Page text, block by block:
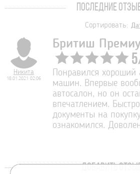
ПОСЛЕДНИЕ
Сортировать:
Никита
18.01.2021 02:06
Бритиш
5
Понравился хороший
машин. Впервые
автосалон, но он
впечатлением.
документы на
ознакомился.
ДОБАВИТЬ